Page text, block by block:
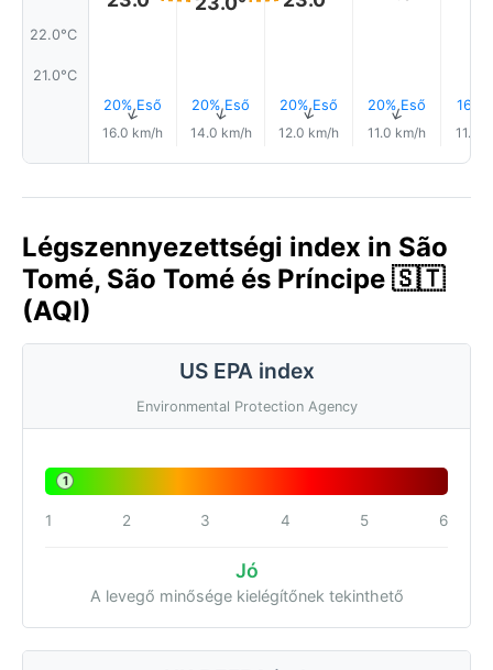
22.0°C
21.0°C
20% Eső
↑
16.0 km/h
20% Eső
↑
14.0 km/h
20% Eső
↑
12.0 km/h
20% Eső
↑
11.0 km/h
16%
11.0
Légszennyezettségi index in São
Tomé, São Tomé és Príncipe 🇸🇹
(AQI)
US EPA index
Environmental Protection Agency
1
1 2 3 4 5 6
Jó
A levegő minősége kielégítőnek tekinthető